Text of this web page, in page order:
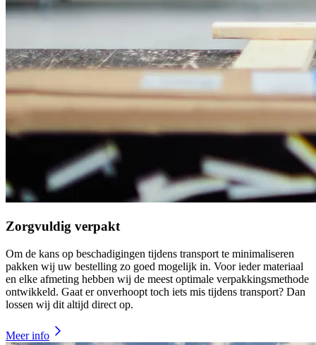
Zorgvuldig verpakt
Om de kans op beschadigingen tijdens transport te minimaliseren
pakken wij uw bestelling zo goed mogelijk in. Voor ieder materiaal
en elke afmeting hebben wij de meest optimale verpakkingsmethode
ontwikkeld. Gaat er onverhoopt toch iets mis tijdens transport? Dan
lossen wij dit altijd direct op.
Meer info